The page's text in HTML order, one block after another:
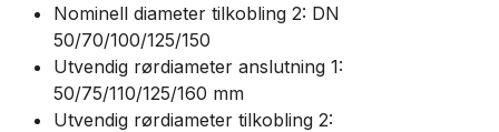
Nominell diameter tilkobling 2: DN
50/70/100/125/150
Utvendig rørdiameter anslutning 1:
50/75/110/125/160 mm
Utvendig rørdiameter tilkobling 2: